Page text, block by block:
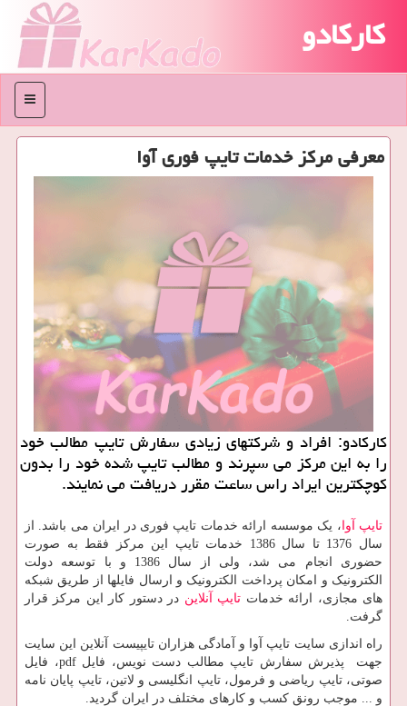
کارکادو
منو
معرفی مرکز خدمات تایپ فوری آوا
کارکادو: افراد و شرکتهای زیادی سفارش تایپ مطالب خود
را به این مرکز می سپرند و مطالب تایپ شده خود را بدون
کوچکترین ایراد راس ساعت مقرر دریافت می نمایند.
تایپ آوا، یک موسسه ارائه خدمات تایپ فوری در ایران می باشد. از
سال 1376 تا سال 1386 خدمات تایپ این مرکز فقط به صورت
حضوری انجام می شد، ولی از سال 1386 و با توسعه دولت
الکترونیک و امکان پرداخت الکترونیک و ارسال فایلها از طریق شبکه
های مجازی، ارائه خدمات تایپ آنلاین در دستور کار این مرکز قرار
گرفت.
راه اندازی سایت تایپ آوا و آمادگی هزاران تایپیست آنلاین این سایت
جهت پذیرش سفارش تایپ مطالب دست نویس، فایلpdf، فایل
صوتی، تایپ ریاضی و فرمول، تایپ انگلیسی و لاتین، تایپ پایان نامه
و ... موجب رونق کسب و کارهای مختلف در ایران گردید.